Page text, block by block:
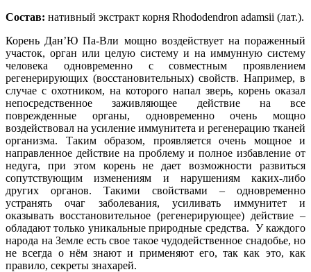
Состав: нативный экстракт корня Rhododendron adamsii (лат.).
Корень Дан’Ю Па-Вли мощно воздействует на пораженный
участок, орган или целую систему и на иммунную систему
человека одновременно с совместным проявлением
регенерирующих (восстановительных) свойств. Например, в
случае с охотником, на которого напал зверь, корень оказал
непосредственное заживляющее действие на все
поврежденные органы, одновременно очень мощно
воздействовал на усиление иммунитета и регенерацию тканей
организма. Таким образом, проявляется очень мощное и
направленное действие на проблему и полное избавление от
недуга, при этом корень не дает возможности развиться
сопутствующим изменениям и нарушениям каких-либо
других органов. Такими свойствами – одновременно
устранять очаг заболевания, усиливать иммунитет и
оказывать восстановительное (регенерирующее) действие –
обладают только уникальные природные средства. У каждого
народа на Земле есть свое такое чудодейственное снадобье, но
не всегда о нём знают и применяют его, так как это, как
правило, секреты знахарей.